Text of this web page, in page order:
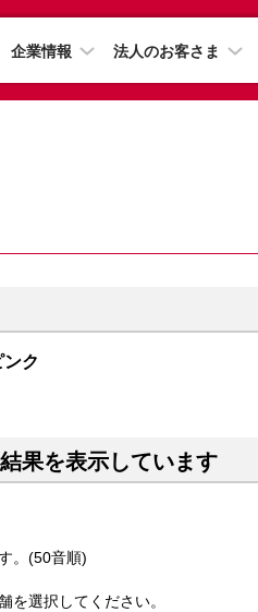
企業情報 法人のお客さま
ク
果を表示しています
。(50音順)
を選択してください。